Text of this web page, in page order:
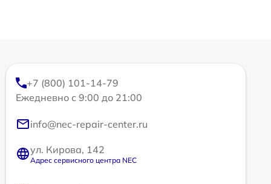
+7 (800) 101-14-79
Ежедневно с 9:00 до 21:00
info@nec-repair-center.ru
ул. Кирова, 142
Адрес сервисного центра NEC